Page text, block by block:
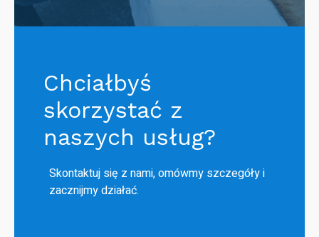
Chciałbyś
skorzystać z
naszych usług?
Skontaktuj się z nami, omówmy szczegóły i
zacznijmy działać.